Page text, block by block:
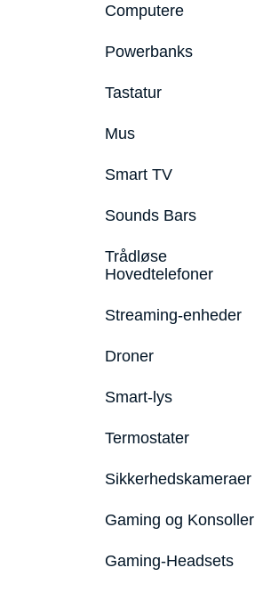
Computere
Powerbanks
Tastatur
Mus
Smart TV
Sounds Bars
Trådløse
Hovedtelefoner
Streaming-enheder
Droner
Smart-lys
Termostater
Sikkerhedskameraer
Gaming og Konsoller
Gaming-Headsets